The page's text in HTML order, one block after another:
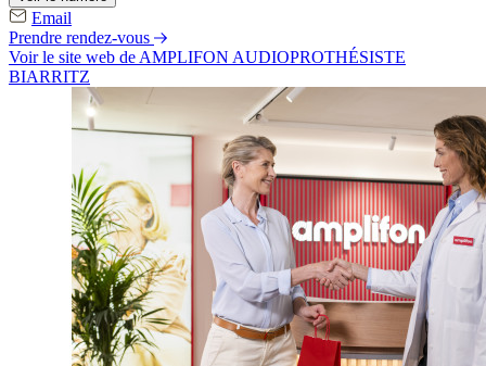
Email
Prendre rendez-vous
Voir le site web de AMPLIFON AUDIOPROTHÉSISTE
BIARRITZ